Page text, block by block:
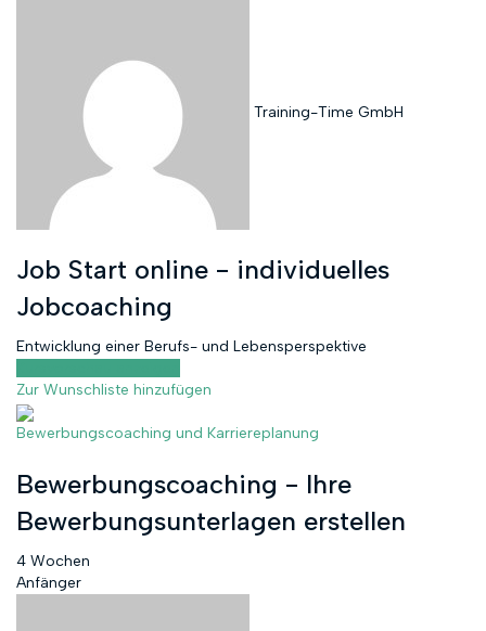
Training-Time GmbH
Job Start online - individuelles
Jobcoaching
Entwicklung einer Berufs- und Lebensperspektive
Zur Wunschliste hinzufügen
Bewerbungscoaching und Karriereplanung
Bewerbungscoaching - Ihre
Bewerbungsunterlagen erstellen
4 Wochen
Anfänger